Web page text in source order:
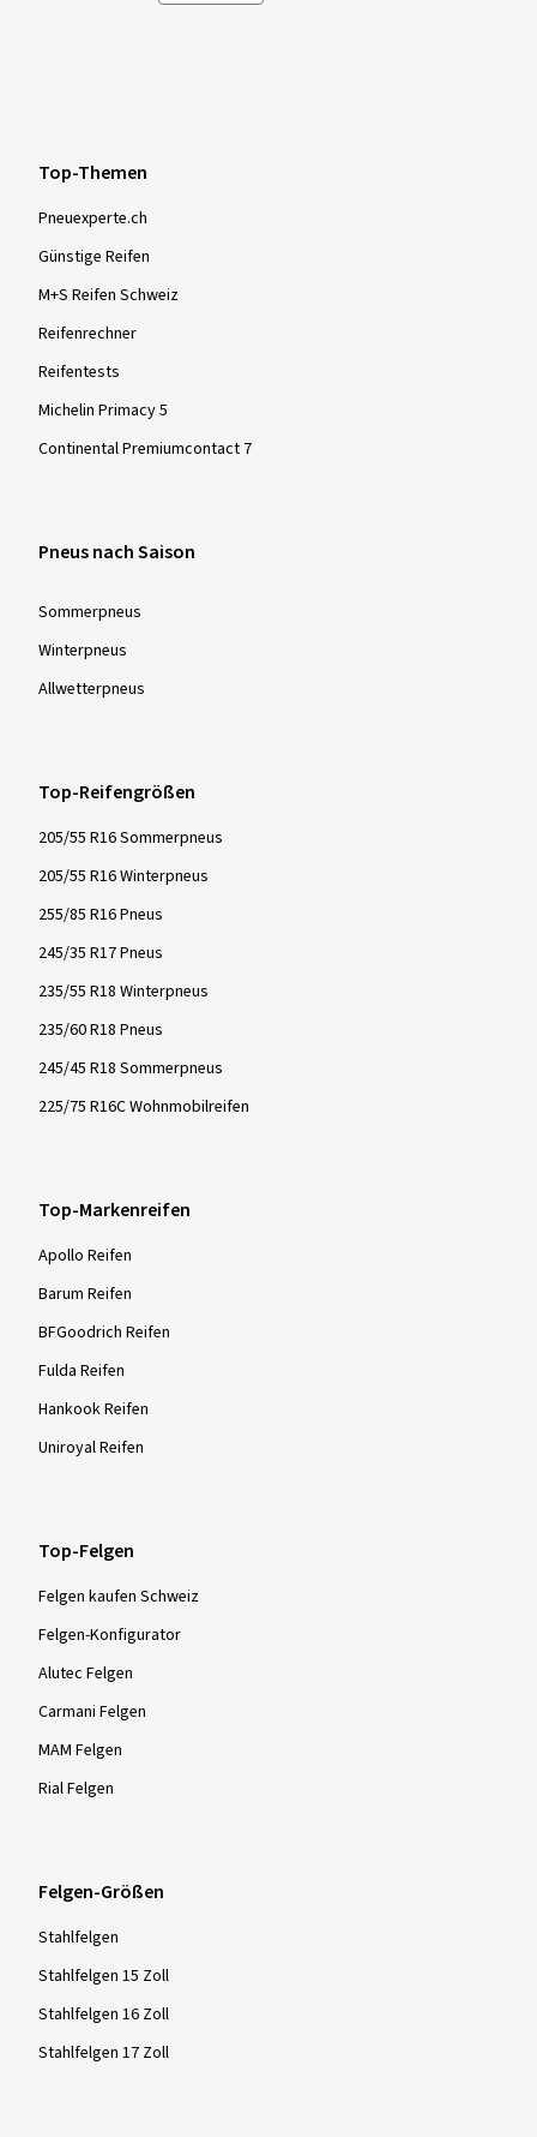
Top-Themen
Pneuexperte.ch
Günstige Reifen
M+S Reifen Schweiz
Reifenrechner
Reifentests
Michelin Primacy 5
Continental Premiumcontact 7
Pneus nach Saison
Sommer­pneus
Winter­pneus
Allwetter­pneus
Top-Reifengrößen
205/55 R16 Sommerpneus
205/55 R16 Winterpneus
255/85 R16 Pneus
245/35 R17 Pneus
235/55 R18 Winterpneus
235/60 R18 Pneus
245/45 R18 Sommerpneus
225/75 R16C Wohnmobilreifen
Top-Markenreifen
Apollo Reifen
Barum Reifen
BFGoodrich Reifen
Fulda Reifen
Hankook Reifen
Uniroyal Reifen
Top-Felgen
Felgen kaufen Schweiz
Felgen-Konfigurator
Alutec Felgen
Carmani Felgen
MAM Felgen
Rial Felgen
Felgen-Größen
Stahlfelgen
Stahlfelgen 15 Zoll
Stahlfelgen 16 Zoll
Stahlfelgen 17 Zoll